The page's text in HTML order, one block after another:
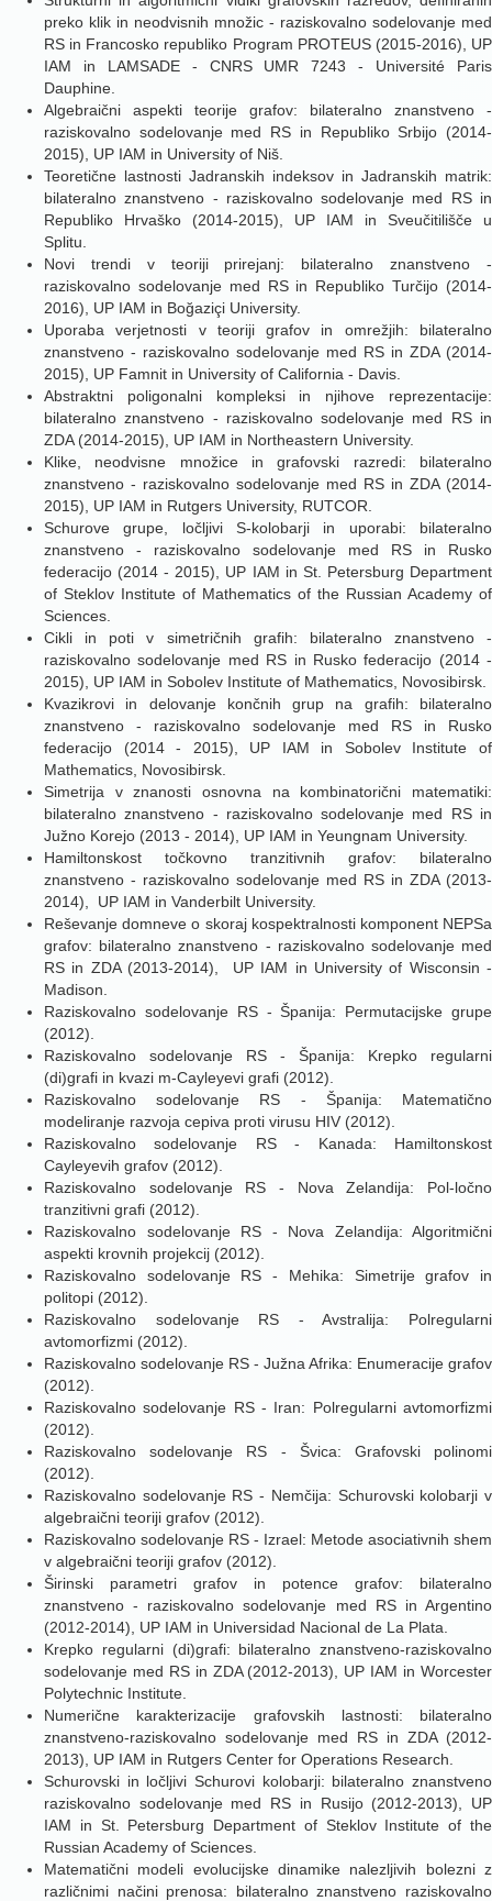
preko klik in neodvisnih množic - raziskovalno sodelovanje med
RS in Francosko republiko Program PROTEUS(2015-2016), UP
IAM in LAMSADE - CNRS UMR 7243 - Université Paris
Dauphine
Algebraični aspekti teorije grafov: bilateralno znanstveno -
raziskovalno sodelovanje med RS in Republiko Srbijo (2014-
2015), UP IAM in University of Niš.
Teoretične lastnosti Jadranskih indeksov in Jadranskih matrik:
bilateralno znanstveno - raziskovalno sodelovanje med RS in
Republiko Hrvaško (2014-2015), UP IAM in Sveučitilišče u
Splitu.
Novi trendi v teoriji prirejanj: bilateralno znanstveno -
raziskovalno sodelovanje med RS in Republiko Turčijo (2014-
2016), UP IAM in Boğaziçi University.
Uporaba verjetnosti v teoriji grafov in omrežjih: bilateralno
znanstveno - raziskovalno sodelovanje med RS in ZDA (2014-
2015), UP Famnit in University of California ‐ Davis.
Abstraktni poligonalni kompleksi in njihove reprezentacije:
bilateralno znanstveno - raziskovalno sodelovanje med RS in
ZDA (2014-2015), UP IAM in Northeastern University.
Klike, neodvisne množice in grafovski razredi: bilateralno
znanstveno - raziskovalno sodelovanje med RS in ZDA (2014-
2015), UP IAM in Rutgers University, RUTCOR.
Schurove grupe, ločljivi S-kolobarji in uporabi: bilateralno
znanstveno - raziskovalno sodelovanje med RS in Rusko
federacijo (2014 - 2015), UP IAM in St. Petersburg Department
of Steklov Institute of Mathematics of the Russian Academy of
Sciences.
Cikli in poti v simetričnih grafih: bilateralno znanstveno -
raziskovalno sodelovanje med RS in Rusko federacijo (2014 -
2015), UP IAM in Sobolev Institute of Mathematics, Novosibirsk.
Kvazikrovi in delovanje končnih grup na grafih: bilateralno
znanstveno - raziskovalno sodelovanje med RS in Rusko
federacijo (2014 - 2015), UP IAM in Sobolev Institute of
Mathematics, Novosibirsk.
Simetrija v znanosti osnovna na kombinatorični matematiki:
bilateralno znanstveno - raziskovalno sodelovanje med RS in
Južno Korejo (2013 - 2014), UP IAM in Yeungnam University.
Hamiltonskost točkovno tranzitivnih grafov: bilateralno
znanstveno - raziskovalno sodelovanje med RS in ZDA (2013-
2014), UP IAM in Vanderbilt University.
Reševanje domneve o skoraj kospektralnosti komponent NEPSa
grafov: bilateralno znanstveno - raziskovalno sodelovanje med
RS in ZDA (2013-2014), UP IAM in University of Wisconsin -
Madison.
Raziskovalno sodelovanje RS - Španija: Permutacijske grupe
(2012).
Raziskovalno sodelovanje RS - Španija: Krepko regularni
(di)grafi in kvazi m-Cayleyevi grafi (2012).
Raziskovalno sodelovanje RS - Španija: Matematično
modeliranje razvoja cepiva proti virusu HIV (2012).
Raziskovalno sodelovanje RS - Kanada: Hamiltonskost
Cayleyevih grafov (2012).
Raziskovalno sodelovanje RS - Nova Zelandija: Pol-ločno
tranzitivni grafi (2012).
Raziskovalno sodelovanje RS - Nova Zelandija: Algoritmični
aspekti krovnih projekcij (2012).
Raziskovalno sodelovanje RS - Mehika: Simetrije grafov in
politopi (2012).
Raziskovalno sodelovanje RS - Avstralija: Polregularni
avtomorfizmi (2012).
Raziskovalno sodelovanje RS - Južna Afrika: Enumeracije grafov
(2012).
Raziskovalno sodelovanje RS - Iran: Polregularni avtomorfizmi
(2012).
Raziskovalno sodelovanje RS - Švica: Grafovski polinomi
(2012).
Raziskovalno sodelovanje RS - Nemčija: Schurovski kolobarji v
algebraični teoriji grafov (2012).
Raziskovalno sodelovanje RS - Izrael: Metode asociativnih shem
v algebraični teoriji grafov (2012).
Širinski parametri grafov in potence grafov: bilateralno
znanstveno - raziskovalno sodelovanje med RS in Argentino
(2012-2014), UP IAM in Universidad Nacional de La Plata.
Krepko regularni (di)grafi: bilateralno znanstveno-raziskovalno
sodelovanje med RS in ZDA (2012-2013), UP IAM in Worcester
Polytechnic Institute.
Numerične karakterizacije grafovskih lastnosti: bilateralno
znanstveno-raziskovalno sodelovanje med RS in ZDA (2012-
2013), UP IAM in Rutgers Center for Operations Research.
Schurovski in ločljivi Schurovi kolobarji: bilateralno znanstveno
raziskovalno sodelovanje med RS in Rusijo (2012-2013), UP
IAM in St. Petersburg Department of Steklov Institute of the
Russian Academy of Sciences.
Matematični modeli evolucijske dinamike nalezljivih bolezni z
različnimi načini prenosa: bilateralno znanstveno raziskovalno